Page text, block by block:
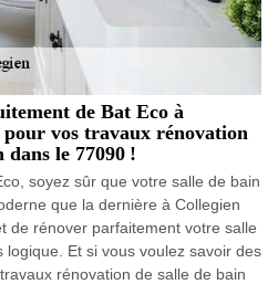
de Bat Eco à
pour vos travaux rénovation
dans le 77090 !
soyez sûr que votre salle de bain
que la dernière à Collegien
de rénover parfaitement votre salle
Et si vous voulez savoir des
rénovation de salle de bain